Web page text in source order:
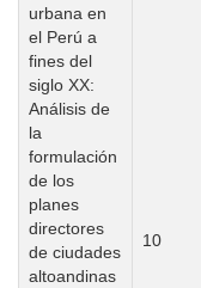
urbana en
el Perú a
fines del
siglo XX:
Análisis de
la
formulación
de los
planes
directores
de ciudades
altoandinas
10